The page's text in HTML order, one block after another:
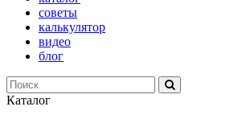
советы
калькулятор
видео
блог
Каталог